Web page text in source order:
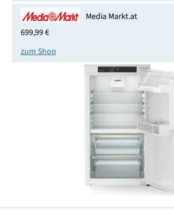
Media Markt.at
699,99 €
zum Shop